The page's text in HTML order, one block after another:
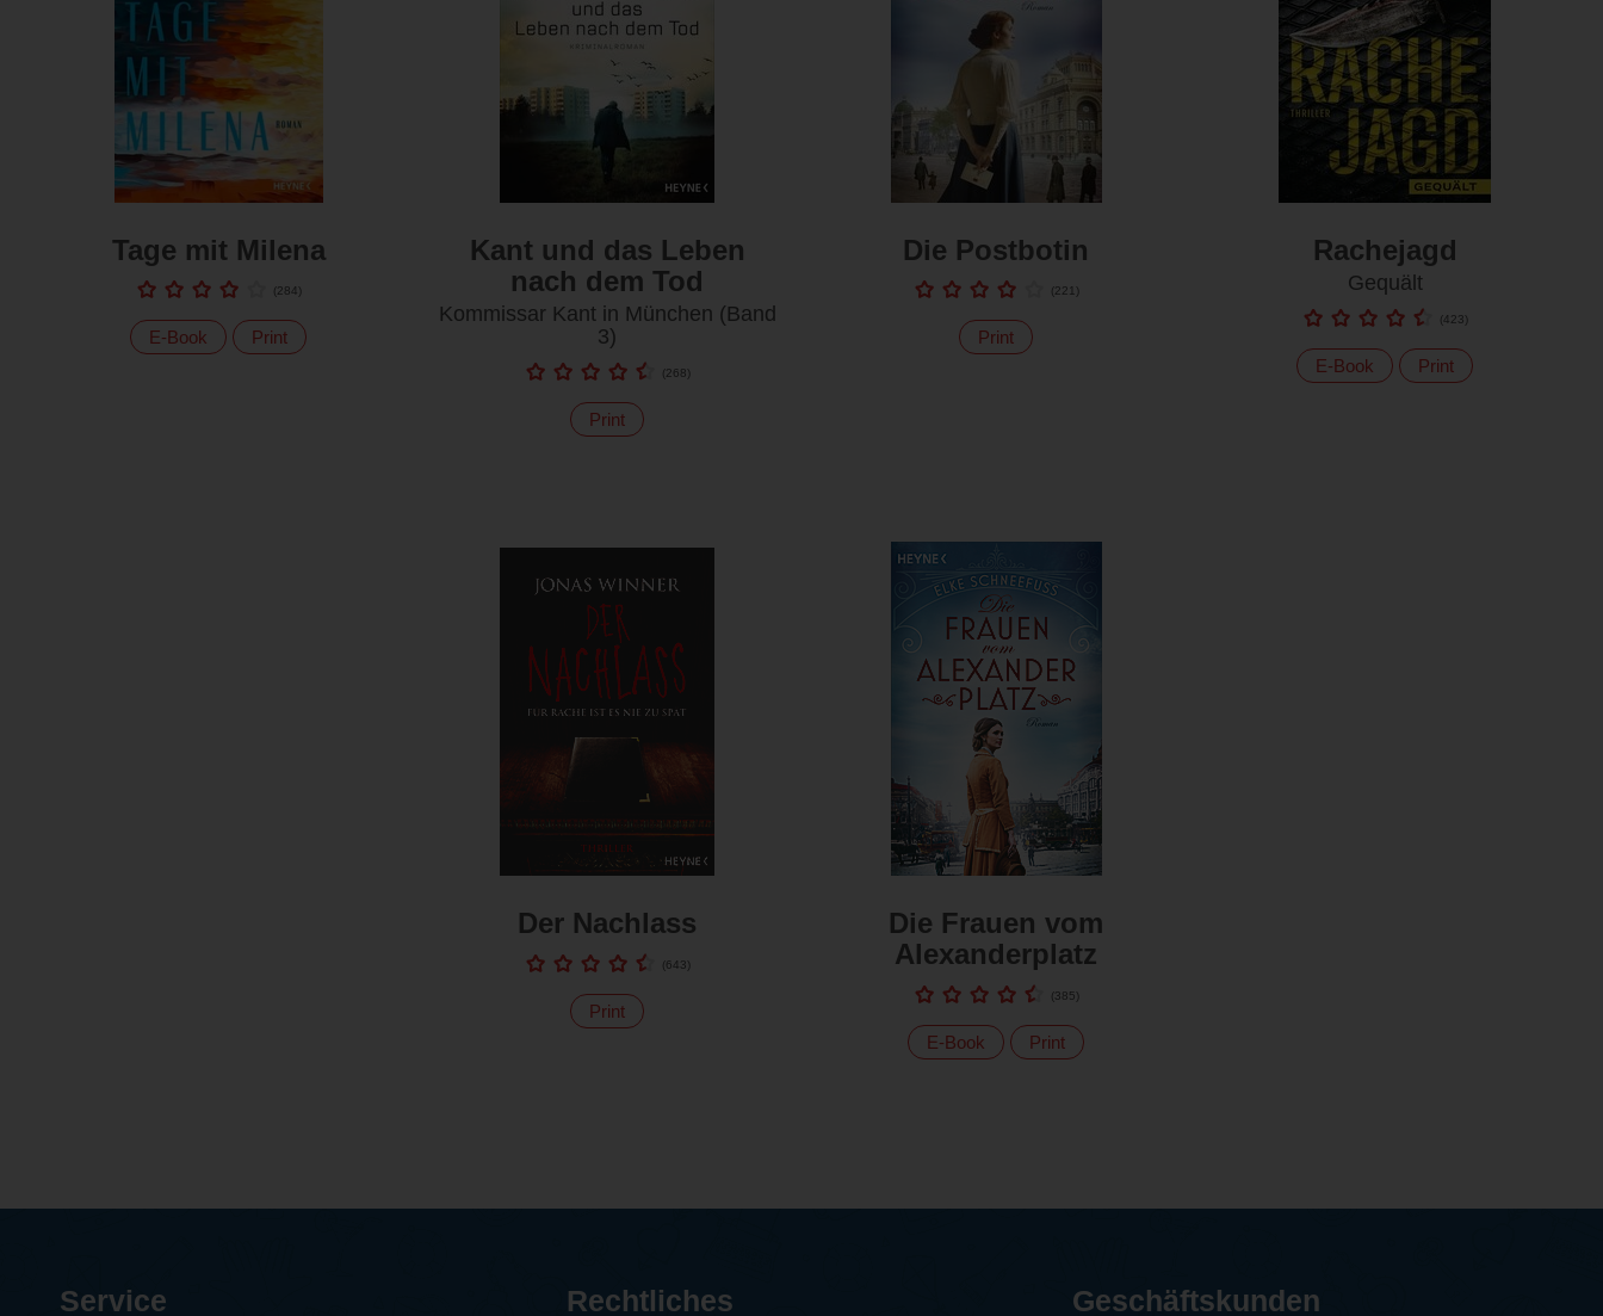
Tage mit Milena
(284)
E-Book Print
Kant und das Leben
nach dem Tod
Kommissar Kant in München (Band
3)
(268)
Print
Die Postbotin
(221 )
Print
Rachejagd
Gequält
(423)
E-Book Print
Der Nachlass
(643)
Print
Die Frauen vom
Alexanderplatz
(385)
E-Book Print
Service Rechtliches Geschäftskunden